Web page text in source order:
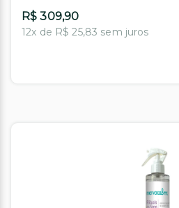
R$ 309,90
12x de R$ 25,83 sem juros